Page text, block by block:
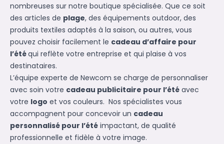
nombreuses sur notre boutique spécialisée. Que ce soit
des articles de plage, des équipements outdoor, des
produits textiles adaptés à la saison, ou autres, vous
pouvez choisir facilement le cadeau d’affaire pour
l’étéqui reflète votre entreprise et qui plaise à vos
destinataires.
L’équipe experte de Newcom se charge de personnaliser
avec soin votre cadeau publicitaire pour l’été avec
votre logo et vos couleurs. Nos spécialistes vous
accompagnent pour concevoir un cadeau
personnalisé pour l’été impactant, de qualité
professionnelle et fidèle à votre image.